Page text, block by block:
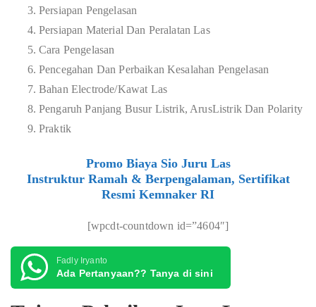
Persiapan Pengelasan
Persiapan Material Dan Peralatan Las
Cara Pengelasan
Pencegahan Dan Perbaikan Kesalahan Pengelasan
Bahan Electrode/Kawat Las
Pengaruh Panjang Busur Listrik, ArusListrik Dan Polarity
Praktik
Promo Biaya Sio Juru Las
Instruktur Ramah & Berpengalaman, Sertifikat
Resmi Kemnaker RI
[wpcdt-countdown id=”4604″]
Fadly Iryanto
Ada Pertanyaan?? Tanya di sini